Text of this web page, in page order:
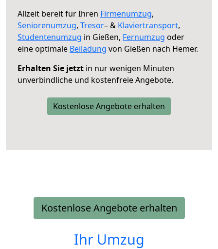
Allzeit bereit für Ihren Firmenumzug,
Seniorenumzug, Tresor– & Klaviertransport,
Studentenumzug in Gießen, Fernumzug oder
eine optimale Beiladung von Gießen nach Hemer.
Erhalten Sie jetzt in nur wenigen Minuten
unverbindliche und kostenfreie Angebote.
Kostenlose Angebote erhalten
Kostenlose Angebote erhalten
Ihr Umzug